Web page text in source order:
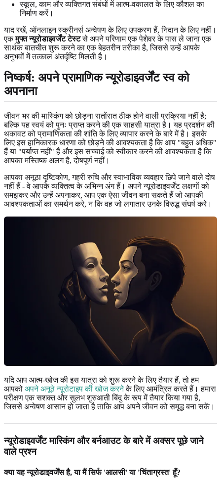
स्कूल, काम और व्यक्तिगत संबंधों में आत्म-वकालत के लिए कौशल का
निर्माण करें।
याद रखें, ऑनलाइन स्क्रीनर्स अन्वेषण के लिए उपकरण हैं, निदान के लिए नहीं।
एकमुफ्त न्यूरोडाइवर्जेंट टेस्टसे अपने परिणाम एक पेशेवर के पास ले जाना एक
सार्थक बातचीत शुरू करने का एक बेहतरीन तरीका है, जिससे उन्हें आपके
अनुभवों में तत्काल अंतर्दृष्टि मिलती है।
निष्कर्ष: अपने प्रामाणिक न्यूरोडाइवर्जेंट स्व को
अपनाना
जीवन भर की मास्किंग को छोड़ना रातोंरात ठीक होने वाली प्रक्रिया नहीं है;
बल्कि यह स्वयं को पुनः प्राप्त करने की एक साहसी यात्रा है। यह प्रदर्शन की
थकावट को प्रामाणिकता की शांति के लिए व्यापार करने के बारे में है। इसके
लिए इस हानिकारक धारणा को छोड़ने की आवश्यकता है कि आप "बहुत अधिक"
हैं या "पर्याप्त नहीं" हैं और इस सच्चाई को स्वीकार करने की आवश्यकता है कि
आपका मस्तिष्क अलग है, दोषपूर्ण नहीं।
आपका अनूठा दृष्टिकोण, गहरी रुचि और स्वाभाविक व्यवहार छिपे जाने वाले दोष
नहीं हैं - वे आपके व्यक्तित्व के अभिन्न अंग हैं। अपने न्यूरोडाइवर्जेंट लक्षणों को
समझकर और उन्हें अपनाकर, आप एक ऐसा जीवन बना सकते हैं जो आपकी
आवश्यकताओं का समर्थन करे, न कि वह जो लगातार उनके विरुद्ध संघर्ष करे।
यदि आप आत्म-खोज की इस यात्रा को शुरू करने के लिए तैयार हैं, तो हम
आपको अपने अनूठे न्यूरोटाइप की खोज करनेके लिए आमंत्रित करते हैं। हमारा
परीक्षण एक सशक्त और सुलभ शुरुआती बिंदु के रूप में तैयार किया गया है,
जिससे अन्वेषण आसान हो जाता है ताकि आप अपने जीवन को समृद्ध बना सकें।
न्यूरोडाइवर्जेंट मास्किंग और बर्नआउट के बारे में अक्सर पूछे जाने
वाले प्रश्न
क्या यह न्यूरोडाइवर्जेंस है, या मैं सिर्फ 'आलसी' या 'चिंताग्रस्त' हूँ?